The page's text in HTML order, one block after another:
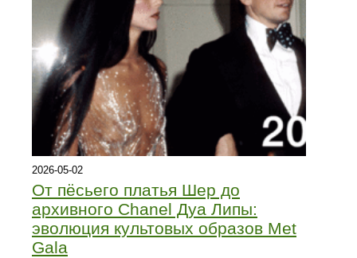
2026-05-02
От пёсьего платья Шер до
архивного Chanel Дуа Липы:
эволюция культовых образов Met
Gala